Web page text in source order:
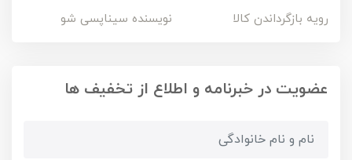
رویه بازگرداندن کالا
نویسنده سیناپسی شو
عضویت در خبرنامه و اطلاع از تخفیف ها